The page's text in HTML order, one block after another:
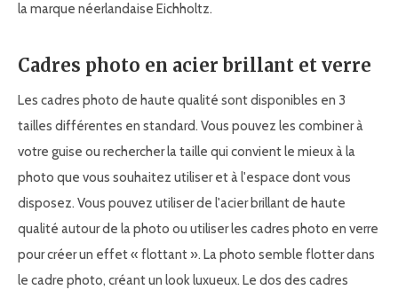
la marque néerlandaise Eichholtz.
Cadres photo en acier brillant et verre
Les cadres photo de haute qualité sont disponibles en 3
tailles différentes en standard. Vous pouvez les combiner à
votre guise ou rechercher la taille qui convient le mieux à la
photo que vous souhaitez utiliser et à l'espace dont vous
disposez. Vous pouvez utiliser de l'acier brillant de haute
qualité autour de la photo ou utiliser les cadres photo en verre
pour créer un effet « flottant ». La photo semble flotter dans
le cadre photo, créant un look luxueux. Le dos des cadres